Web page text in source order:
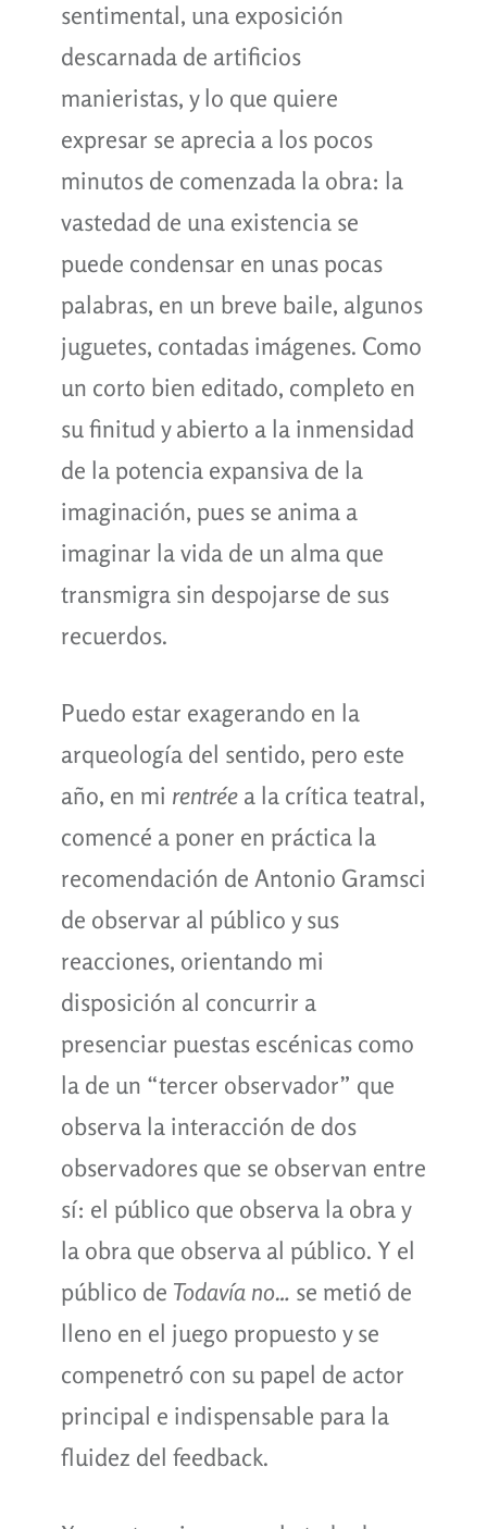
sentimental, una exposición
descarnada de artificios
manieristas, y lo que quiere
expresar se aprecia a los pocos
minutos de comenzada la obra: la
vastedad de una existencia se
puede condensar en unas pocas
palabras, en un breve baile, algunos
juguetes, contadas imágenes. Como
un corto bien editado, completo en
su finitud y abierto a la inmensidad
de la potencia expansiva de la
imaginación, pues se anima a
imaginar la vida de un alma que
transmigra sin despojarse de sus
recuerdos.
Puedo estar exagerando en la
arqueología del sentido, pero este
año, en mi rentréea la crítica teatral,
comencé a poner en práctica la
recomendación de Antonio Gramsci
de observar al público y sus
reacciones, orientando mi
disposición al concurrir a
presenciar puestas escénicas como
la de un “tercer observador” que
observa la interacción de dos
observadores que se observan entre
sí: el público que observa la obra y
la obra que observa al público. Y el
público de Todavía no… se metió de
lleno en el juego propuesto y se
compenetró con su papel de actor
principal e indispensable para la
fluidez del feedback.